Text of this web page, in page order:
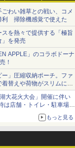
ごわい雑草との戦い、コメ
利 掃除機感覚で使えた
を熱々で提供する「極旨
」を発売
APPLE」のコラボドーナ
！
」圧縮収納ポーチ。ファ
替えや荷物がスリムにま
大花火大会」開催に伴い
は店舗・トイレ・駐車場の
もっと見る